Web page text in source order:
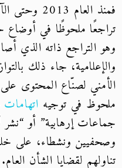
فمنذ العام 2013 وحتى الآن، أظهرت
تراجعًا ملحوظًا في أوضاع
وهو التراجع ذاته الذي
والإعلامية، جاء ذلك
الأمني لصنّاع المحتوى
ملحوظ في توجيه اتهامات
جماعات إرهابية” أو
وصحفيين ونشطاء، على
تناولهم لقضايا الشأن العام.